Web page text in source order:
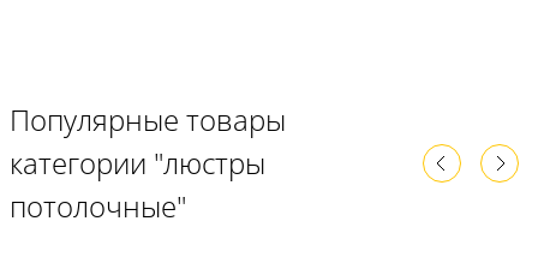
Популярные товары
категории "люстры
потолочные"